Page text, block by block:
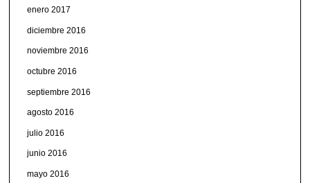
enero 2017
diciembre 2016
noviembre 2016
octubre 2016
septiembre 2016
agosto 2016
julio 2016
junio 2016
mayo 2016